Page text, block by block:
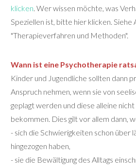
klicken. Wer wissen möchte, was
Speziellen ist, bitte hier klicken. Siehe
"Therapieverfahren und Methoden".
Wann ist eine Psychotherapie
Kinder und Jugendliche sollten dann
Anspruch nehmen, wenn sie von
geplagt werden und diese alleine
bekommen. Dies gilt vor allem dann,
- sich die Schwierigkeiten schon über
hingezogen haben,
- sie die Bewältigung des Alltags